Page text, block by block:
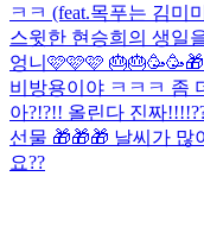
ㅋㅋ (feat.목푸는 김미
스윗한 현승희의 생일
엉니🩷🩷🩷
비방용이야 ㅋㅋㅋ 좀
아?!?!! 올린다 진짜
선물 🎁🎁🎁 날씨가 많
요??